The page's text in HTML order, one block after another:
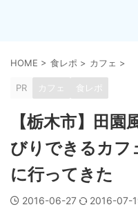
HOME > 食レポ > カフェ >
PR カフェ 食レポ
【栃木市】田
びりできるカフ
に行ってきた
2016-06-27 2016-07-